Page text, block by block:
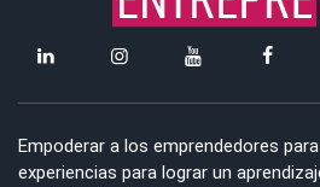
Empoderar a los emprendedores
experiencias para lograr un